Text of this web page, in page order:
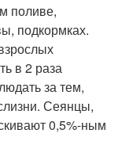
поливе,
подкормках.
в 2 раза
за тем,
Сеянцы,
0,5%-ным